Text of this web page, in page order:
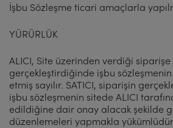
İşbu Sözleşme ticari amaçlarla
YÜRÜRLÜK
ALICI, Site üzerinden verdiği
gerçekleştirdiğinde işbu sözleşmenin
etmiş sayılır. SATICI, siparişin
işbu sözleşmenin sitede ALICI
edildiğine dair onay alacak şekilde
düzenlemeleri yapmakla